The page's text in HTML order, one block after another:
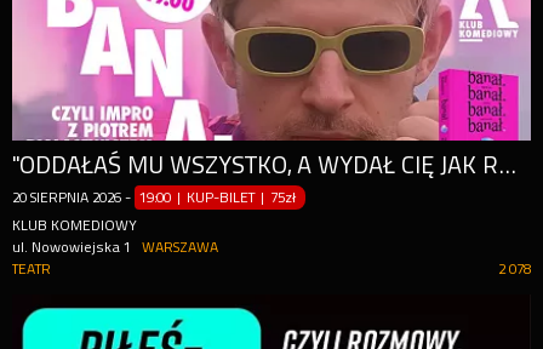
"ODDAŁAŚ MU WSZYSTKO, A WYDAŁ CIĘ JAK RESZTĘ" - CZYLI "BANAŁ" Z PIOTREM BIAŁASIEWICZEM
20 SIERPNIA 2026 - 19:00 | KUP-BILET | 75zł
KLUB KOMEDIOWY
ul. Nowowiejska 1
WARSZAWA
2 078
TEATR